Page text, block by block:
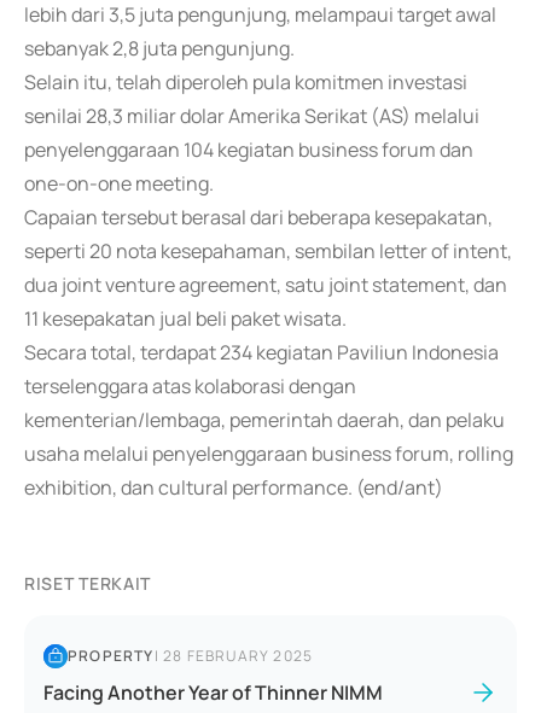
lebih dari 3,5 juta pengunjung, melampaui target awal
sebanyak 2,8 juta pengunjung.
Selain itu, telah diperoleh pula komitmen investasi
senilai 28,3 miliar dolar Amerika Serikat (AS) melalui
penyelenggaraan 104 kegiatan business forum dan
one-on-one meeting.
Capaian tersebut berasal dari beberapa kesepakatan,
seperti 20 nota kesepahaman, sembilan letter of intent,
dua joint venture agreement, satu joint statement, dan
11 kesepakatan jual beli paket wisata.
Secara total, terdapat 234 kegiatan Paviliun Indonesia
terselenggara atas kolaborasi dengan
kementerian/lembaga, pemerintah daerah, dan pelaku
usaha melalui penyelenggaraan business forum, rolling
exhibition, dan cultural performance. (end/ant)
RISET TERKAIT
PROPERTY|28 FEBRUARY 2025
Facing Another Year of Thinner NIMM